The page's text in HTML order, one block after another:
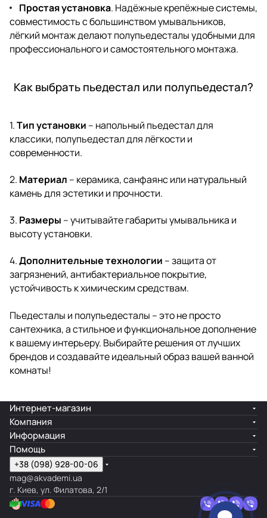
Простая установка. Надёжные крепёжные системы,
совместимость с большинством умывальников,
лёгкий монтаж делают полупьедесталы удобными для
профессионального и самостоятельного монтажа.
Как выбрать пьедестал или полупьедестал?
1.Тип установки – напольный пьедестал для
классики, полупьедестал для лёгкости и
современности.
2. Материал – керамика, санфаянс или натуральный
камень для эстетики и прочности.
3. Размеры – учитывайте габариты умывальника и
высоту установки.
4.Дополнительные технологии – защита от
загрязнений, антибактериальное покрытие,
устойчивость к химическим средствам.
Пьедесталы и полупьедесталы – это не просто
сантехника, а стильное и функциональное дополнение
к вашему интерьеру. Выбирайте решения от лучших
брендов и создавайте идеальный образ вашей ванной
комнаты!
Интернет-магазин
Компания
Информация
Помощь
+38 (098) 928-00-06
mag@akvademi.ua
г. Киев, ул. Филатова, 2/1